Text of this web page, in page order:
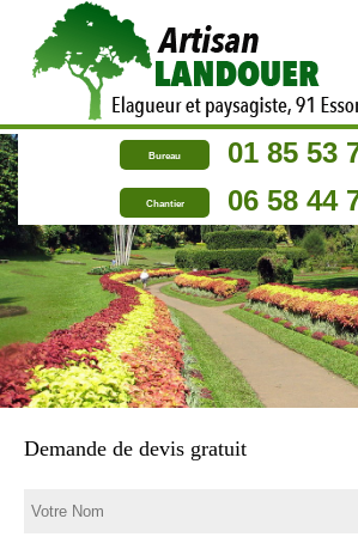
Bureau 01 85 53
Chantier 06 58 44
Demande de devis gratuit